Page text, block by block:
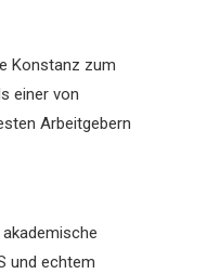
Konstanz zum
einer von
Arbeitgebern
und echtem